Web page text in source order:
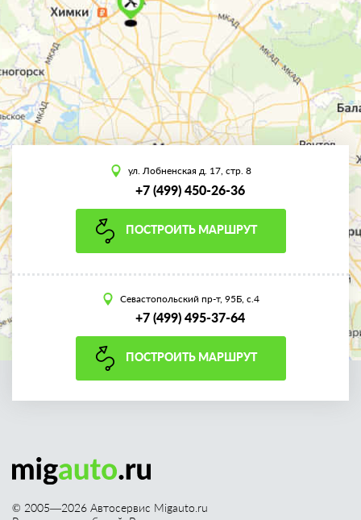
ул. Лобненская д. 17, стр. 8
+7 (499) 450-26-36
ПОСТРОИТЬ МАРШРУТ
Севастопольский пр-т, 95Б, с.4
+7 (499) 495-37-64
ПОСТРОИТЬ МАРШРУТ
© 2005—2026 Автосервис Migauto.ru